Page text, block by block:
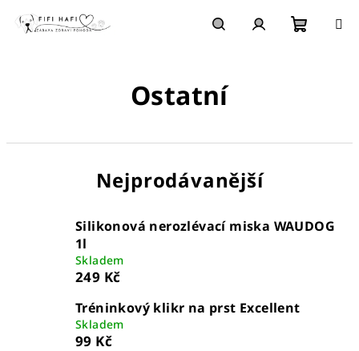
obsah
Ostatní
Nejprodávanější
Silikonová nerozlévací miska WAUDOG
1l
Skladem
249 Kč
Tréninkový klikr na prst Excellent
Skladem
99 Kč